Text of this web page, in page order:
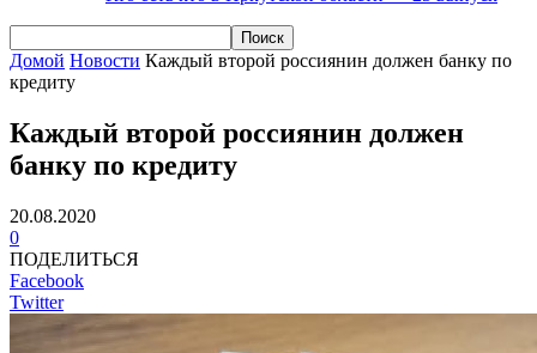
Домой Новости Каждый второй россиянин должен банку по
кредиту
Каждый второй россиянин должен
банку по кредиту
20.08.2020
0
ПОДЕЛИТЬСЯ
Facebook
Twitter